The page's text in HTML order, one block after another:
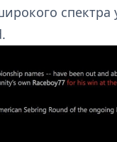
спектра